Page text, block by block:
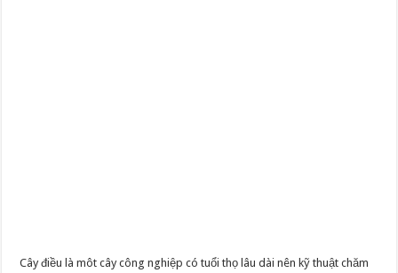
Cây điều là môt cây công nghiệp có tuổi thọ lâu dài nên kỹ thuật chăm